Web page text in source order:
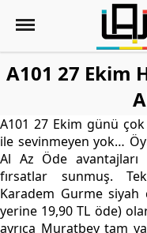
A101 27 Ekim
A101 27 Ekim günü
ile sevinmeyen yok…
Al Az Öde
fırsatlar sunmuş.
Karadem Gurme siyah
yerine 19,90 TL öde)
ayrıca Muratbey tam